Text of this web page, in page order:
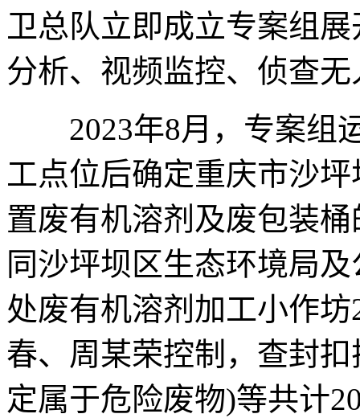
卫总队立即成立专案组
分析、视频监控、侦查
2023年8月，专案组
工点位后确定重庆市沙
置废有机溶剂及废包装
同沙坪坝区生态环境局
处废有机溶剂加工小作
春、周某荣控制，查封
定属于危险废物)等共计